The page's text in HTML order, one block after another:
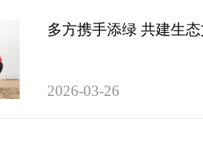
多方携手添绿 共建生
2026-03-26